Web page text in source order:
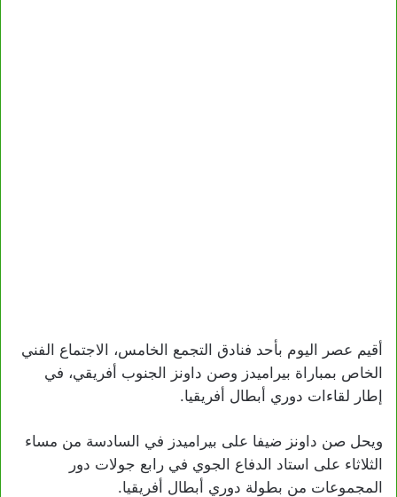
أقيم عصر اليوم بأحد فنادق التجمع الخامس، الاجتماع الفني
الخاص بمباراة بيراميدز وصن داونز الجنوب أفريقي، في
إطار لقاءات دوري أبطال أفريقيا.
ويحل صن داونز ضيفا على بيراميدز في السادسة من مساء
الثلاثاء على استاد الدفاع الجوي في رابع جولات دور
المجموعات من بطولة دوري أبطال أفريقيا.